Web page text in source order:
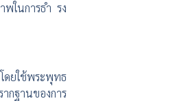
ในการธำ รง
ดยใช้พระพุทธ
กฐานของการ